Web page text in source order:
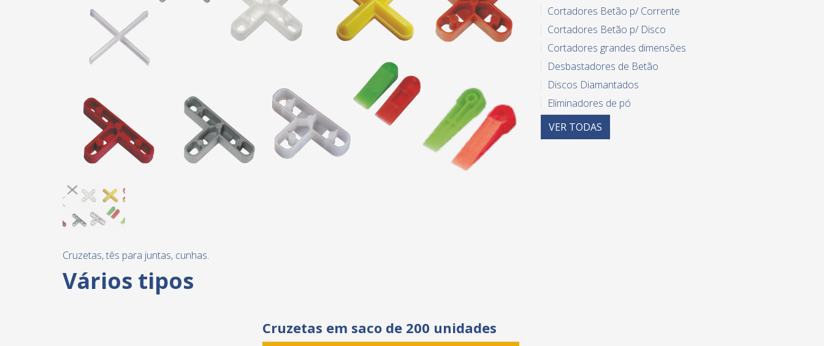
Cruzetas, tês para juntas, cunhas.
Vários tipos
Cruzetas em saco de 200 unidades
Cortadores Betão p/ Corrente
Cortadores Betão p/ Disco
Cortadores grandes dimensões
Desbastadores de Betão
Discos Diamantados
Eliminadores de pó
Equipamento diverso para azulejo
Guilhotinas
VER TODAS